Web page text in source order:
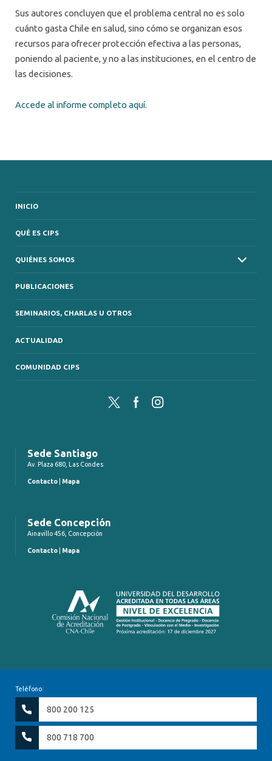
Sus autores concluyen que el problema central no es solo
cuánto gasta Chile en salud, sino cómo se organizan esos
recursos para ofrecer protección efectiva a las personas,
poniendo al paciente, y no a las instituciones, en el centro de
las decisiones.
Accede al informe completo aquí.
INICIO
QUÉ ES CIPS
QUIÉNES SOMOS
PUBLICACIONES
SEMINARIOS, CHARLAS U OTROS
ACTUALIDAD
COMUNIDAD CIPS
Twitter FacebookInstagram
Sede Santiago
Av. Plaza 680, Las Condes
Contacto Mapa
Sede Concepción
Ainavillo 456, Concepción
Contacto Mapa
Teléfono:
800 200 125
800 718 700